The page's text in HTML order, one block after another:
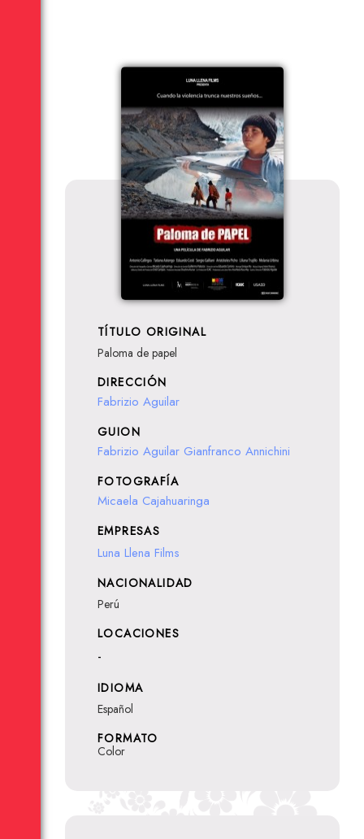
TÍTULO ORIGINAL
Paloma de papel
DIRECCIÓN
Fabrizio Aguilar
GUION
Fabrizio Aguilar Gianfranco Annichini
FOTOGRAFÍA
Micaela Cajahuaringa
EMPRESAS
Luna Llena Films
NACIONALIDAD
Perú
LOCACIONES
-
IDIOMA
Español
FORMATO
Color